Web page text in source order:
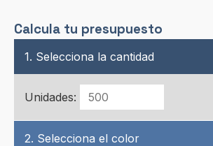
Calcula tu presupuesto
1. Selecciona la cantidad
Unidades:
2. Selecciona el color